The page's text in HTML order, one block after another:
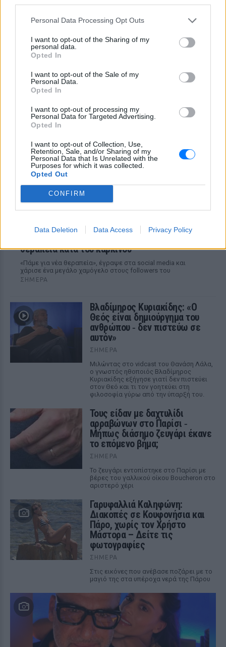
Personal Data Processing Opt Outs
I want to opt-out of the Sharing of my
personal data.
Opted In
I want to opt-out of the Sale of my
Personal Data.
Opted In
I want to opt-out of processing my
Personal Data for Targeted Advertising.
Opted In
I want to opt-out of Collection, Use,
Retention, Sale, and/or Sharing of my
Personal Data that Is Unrelated with the
Purposes for which it was collected.
Opted Out
CONFIRM
Data Deletion Data Access Privacy Policy
διαδικτυακούς της ακόλουθους εικόνες
Ο Λάκης Γαβαλάς έκλεισε τα 74
και μοιράστηκε ένα μήνυμα που
υγεία του
μοιράστηκε ένα συγκινητικό μήνυμα στο
Instagram, μιλώντας για την οικογένειά
θεραπεία κατά του καρκίνου
«Πάμε για νέα θεραπεία», έγραψε στα social media και
χάρισε ένα μεγάλο χαμόγελο στους followers του
ΣΉΜΕΡΑ
Βλαδίμηρος Κυριακίδης: «Ο
Θεός είναι δημιούργημα του
ανθρώπου ‑ δεν πιστεύω σε
αυτόν»
ΣΉΜΕΡΑ
Μιλώντας στο vidcast του Θανάση Λάλα,
ο γνωστός ηθοποιός Βλαδίμηρος
Κυριακίδης εξήγησε γιατί δεν πιστεύει
στον Θεό και τι τον γοητεύει στη
φιλοσοφία γύρω από την ύπαρξή του.
Τους είδαν με δαχτυλίδι
αρραβώνων στο Παρίσι ‑
Μήπως διάσημο ζευγάρι έκανε
το επόμενο βήμα;
ΣΉΜΕΡΑ
Το ζευγάρι εντοπίστηκε στο Παρίσι με
βέρες του γαλλικού οίκου Boucheron στο
αριστερό χέρι
Γαρυφαλλιά Καληφώνη:
Διακοπές σε Κουφονήσια και
Πάρο, χωρίς τον Χρήστο
Μάστορα – Δείτε τις
φωτογραφίες
ΣΉΜΕΡΑ
Στις εικόνες που ανέβασε ποζάρει με το
μαγιό της στα υπέροχα νερά της Πάρου